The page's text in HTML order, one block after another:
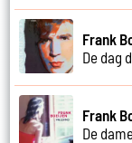
Frank
De dag
Frank
De